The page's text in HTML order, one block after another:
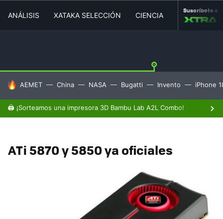
ANÁLISIS XATAKA SELECCIÓN CIENCIA MOVILIDAD
Suscríbete a
HOY SE HABLA DE
AEMET China NASA Bugatti Invento iPhone
🖨️ ¡Sorteamos una impresora 3D Bambu Lab A2L Combo!
ATi 5870 y 5850 ya oficiales